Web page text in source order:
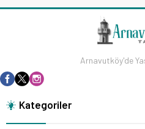
Arnavutköy'de
Kategoriler